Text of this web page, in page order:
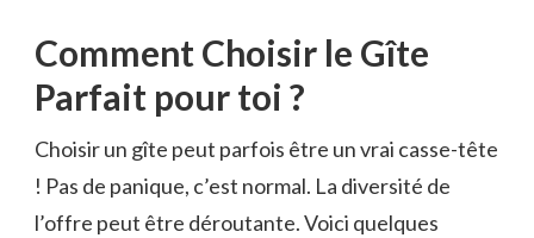
Comment Choisir le Gîte
Parfait pour toi ?
Choisir un gîte peut parfois être un vrai casse-tête
! Pas de panique, c’est normal. La diversité de
l’offre peut être déroutante. Voici quelques